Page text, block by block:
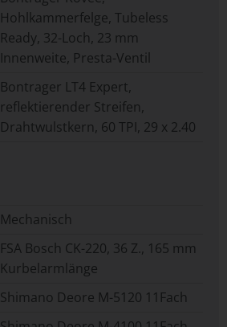
Hohlkammerfelge, Tubeless
Ready, 32-Loch, 23 mm
Innenweite, Presta-Ventil
Bontrager LT4 Expert,
reflektierender Streifen,
Drahtwulstkern, 60 TPI, 29 x 2.40
Mechanisch
FSA Bosch CK-220, 36 Z., 165 mm
Kurbelarmlänge
Shimano Deore M-5120 11Fach